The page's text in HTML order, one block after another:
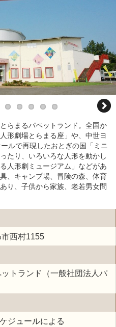
らまるパペットランド。全国か
形劇場とらまる座」や、中世ヨ
ルで再現したおとぎの国「ミニ
たり、いろいろな人形を動かし
人形劇ミュージアム」などがあ
、キャンプ場、冒険の森、体育
り、子供から家族、老若男女問
西村1155
ットランド（一般社団法人パ
ジュールによる